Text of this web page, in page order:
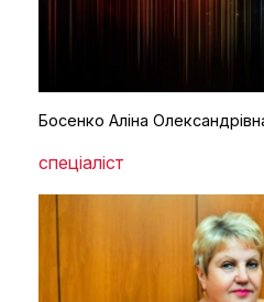
Босенко Аліна
спеціаліст